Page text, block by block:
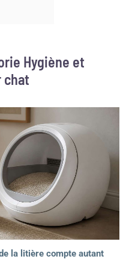
Hygiène et
chat
la litière compte autant